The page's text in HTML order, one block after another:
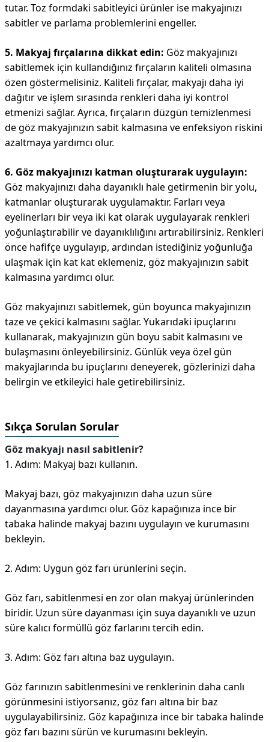
tutar. Toz formdaki sabitleyici ürünler ise makyajınızı
sabitler ve parlama problemlerini engeller.
5. Makyaj fırçalarına dikkat edin: Göz makyajınızı
sabitlemek için kullandığınız fırçaların kaliteli olmasına
özen göstermelisiniz. Kaliteli fırçalar, makyajı daha iyi
dağıtır ve işlem sırasında renkleri daha iyi kontrol
etmenizi sağlar. Ayrıca, fırçaların düzgün temizlenmesi
de göz makyajınızın sabit kalmasına ve enfeksiyon riskini
azaltmaya yardımcı olur.
6. Göz makyajınızı katman oluşturarak uygulayın:
Göz makyajınızı daha dayanıklı hale getirmenin bir yolu,
katmanlar oluşturarak uygulamaktır. Farları veya
eyelinerları bir veya iki kat olarak uygulayarak renkleri
yoğunlaştırabilir ve dayanıklılığını artırabilirsiniz. Renkleri
önce hafifçe uygulayıp, ardından istediğiniz yoğunluğa
ulaşmak için kat kat eklemeniz, göz makyajınızın sabit
kalmasına yardımcı olur.
Göz makyajınızı sabitlemek, gün boyunca makyajınızın
taze ve çekici kalmasını sağlar. Yukarıdaki ipuçlarını
kullanarak, makyajınızın gün boyu sabit kalmasını ve
bulaşmasını önleyebilirsiniz. Günlük veya özel gün
makyajlarında bu ipuçlarını deneyerek, gözlerinizi daha
belirgin ve etkileyici hale getirebilirsiniz.
Sıkça Sorulan Sorular
Göz makyajı nasıl sabitlenir?
1. Adım: Makyaj bazı kullanın.
Makyaj bazı, göz makyajınızın daha uzun süre
dayanmasına yardımcı olur. Göz kapağınıza ince bir
tabaka halinde makyaj bazını uygulayın ve kurumasını
bekleyin.
2. Adım: Uygun göz farı ürünlerini seçin.
Göz farı, sabitlenmesi en zor olan makyaj ürünlerinden
biridir. Uzun süre dayanması için suya dayanıklı ve uzun
süre kalıcı formüllü göz farlarını tercih edin.
3. Adım: Göz farı altına baz uygulayın.
Göz farınızın sabitlenmesini ve renklerinin daha canlı
görünmesini istiyorsanız, göz farı altına bir baz
uygulayabilirsiniz. Göz kapağınıza ince bir tabaka halinde
göz farı bazını sürün ve kurumasını bekleyin.